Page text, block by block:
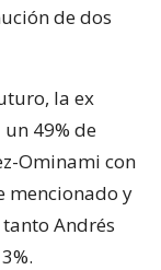
de dos
la ex
49% de
Ominami con
mencionado y
Andrés